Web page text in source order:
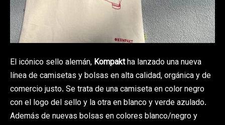
El icónico sello alemán, Kompaktha lanzado una nueva
línea de camisetas y bolsas en alta calidad, orgánica y de
comercio justo. Se trata de una camiseta en color negro
con el logo del sello y la otra en blanco y verde azulado.
Además de nuevas bolsas en colores blanco/negro y